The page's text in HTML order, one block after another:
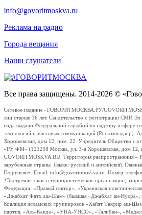
info@govoritmoskva.ru
Реклама на радио
Города вещания
Наши слушатели
Все права защищены. 2014-2026 ©
Сетевое издание «ГОВОРИТМОСКВА.РУ/
лиц старше 16 лет. Свидетельство о регистрации СМИ
года выдано Федеральной службой по надзору в сфере
технологий и массовых коммуникаций (Роскомнадзор).
Хорошевская, дом 12, пом. 22. Учредитель Общество с
«РУ ФМ» (123298 Москва, ул. 3-я Хорошевская, дом 12,
GOVORITMOSKVA.RU. Территория распространения –
зарубежные страны. Языки: русский и английский.
Георгиевич. Email: info@govoritmoskva.ru. Номер
*Экстремистские и террористические организации,
Федерации: «Правый сектор», «Украинская
«Джабхат Фатх аш-Шам» (бывшая «Джабхат ан-Нусра»,
Коалиция исламских группировок «Хайят Тахрир аш-
партия, «Аль-Каида», «УНА-УНСО», «Талибан»,